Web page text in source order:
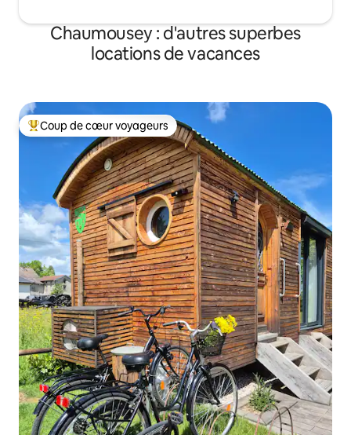
Chaumousey : d'autres superbes
locations de vacances
Coups de cœur voyageurs les plus appréciés
Coup de cœur voyageurs